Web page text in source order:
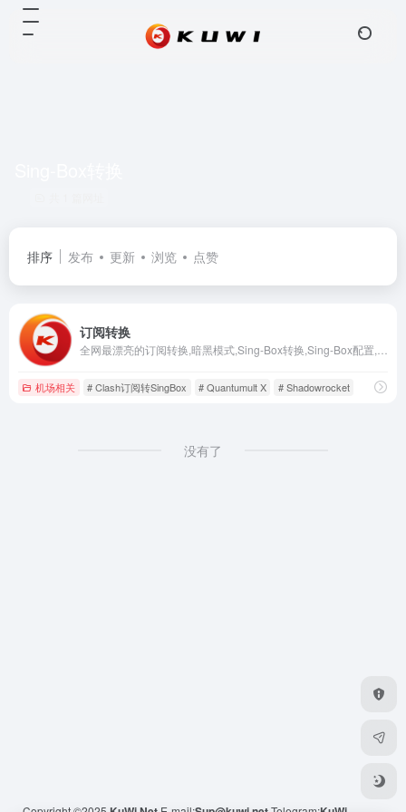
排序 发布 更新 浏览 点赞
订阅转换
机场相关 # Clash订阅转SingBox # Quantumult X # Shadowrocket
没有了